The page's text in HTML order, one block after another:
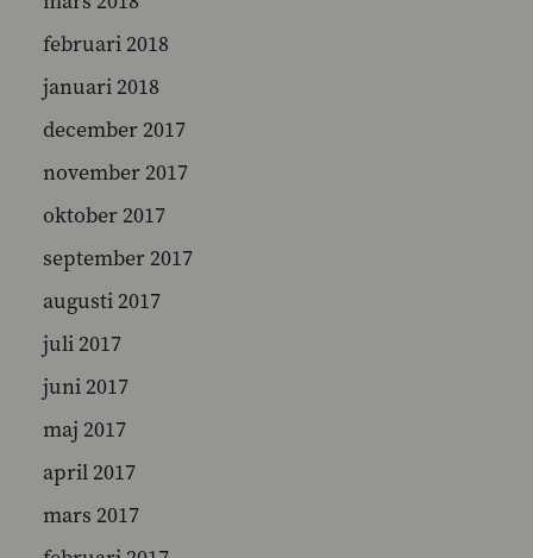
februari 2018
januari 2018
december 2017
november 2017
oktober 2017
september 2017
augusti 2017
juli 2017
juni 2017
maj 2017
april 2017
mars 2017